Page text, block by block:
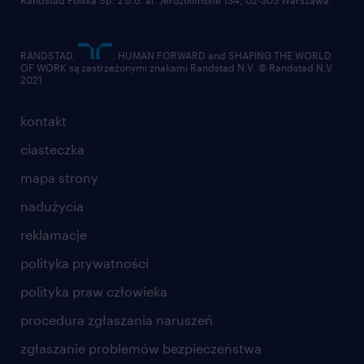
kontakt
ciasteczka
mapa strony
nadużycia
reklamacje
polityka prywatności
polityka praw człowieka
procedura zgłaszania naruszeń
zgłaszanie problemów bezpieczeństwa
RANDSTAD,
, HUMAN FORWARD and SHAPING THE WORLD
OF WORK są zastrzeżonymi znakami Randstad N.V. © Randstad N.V
2021